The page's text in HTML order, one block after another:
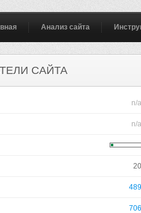
Анализ сайта
САЙТА
n/a
n/a
20
489
706